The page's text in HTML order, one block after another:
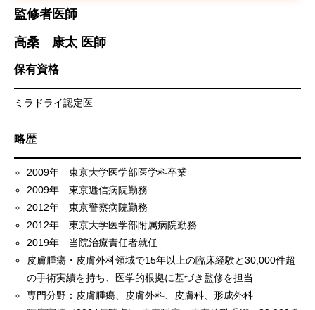
監修者医師
高桑 康太 医師
保有資格
ミラドライ認定医
略歴
2009年 東京大学医学部医学科卒業
2009年 東京逓信病院勤務
2012年 東京警察病院勤務
2012年 東京大学医学部附属病院勤務
2019年 当院治療責任者就任
皮膚腫瘍・皮膚外科領域で15年以上の臨床経験と30,000件超
の手術実績を持ち、医学的根拠に基づき監修を担当
専門分野：皮膚腫瘍、皮膚外科、皮膚科、形成外科